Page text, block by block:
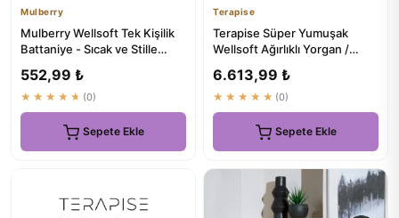
Mulberry
Mulberry Wellsoft Tek Kişilik
Battaniye - Sıcak ve Stille
552,99 ₺
★★★★★ (0)
Sepete Ekle
Terapise
Terapise Süper Yumuşak
Wellsoft Ağırlıklı Yorgan /
6.613,99 ₺
★★★★★ (0)
Sepete Ekle